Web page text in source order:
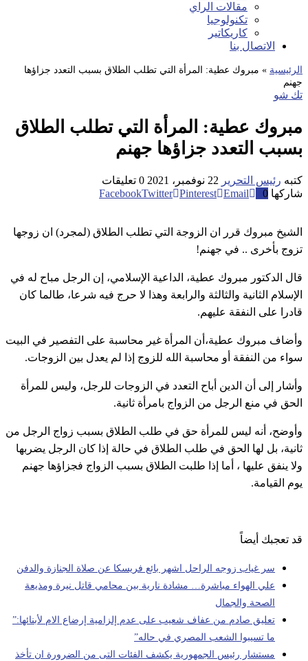
مقالات الراي
تكنولوجيا
كاريكاتير
الاتصال بنا
الرئيسية » مبروك عطية: المرأة التي تطلب الطلاق بسبب التعدد جزاؤها
جهنم
تك شو
مبروك عطية: المرأة التي تطلب الطلاق
بسبب التعدد جزاؤها جهنم
كتبه رئيس التحرير 22 نوفمبر، 2021
0 تعليقات
شاركها 0
FacebookTwitter Pinterest Email
الشيخ مبروك قرر ان الزوجة التي تطلب الطلاق (لمجرد) ان زوجها
تزوج بأخرى .. في جهنم!
قال الدكتور مبروك عطية، الداعية الإسلامي، إن الرجل مباح له في
الإسلام الثانية والثالثة والرابعة وهذا لا حرج فيه شرعا، طالما كان
قادرا على النفقة عليهم.
وأضاف مبروك عطية،أن المرأة غير محاسبة على التفصير في البيت
سواء من النفقة أو محاسبة الله للزوج إذا لم يعدل بين الزوجات.
وأشار إلى أن الدين أباح التعدد في الزوجات للرجل، وليس للمرأة
الحق في منع الرجل من الزواج بامرأة ثانية.
وأوضح، أنه ليس للمرأة حق في طلب الطلاق بسبب زواج الرجل من
ثانية، بل لها الحق في طلب الطلاق في حالة إذا كان الرجل يضربها
ولا ينفق عليها ، أما إذا طلبت الطلاق بسبب الزواج فجزاؤها جهنم
يوم القيامة.
قد تعجبك أيضاً
سر غياب زوجه الراحل اشهر بائع فريسكا عن صلاة الجنازة والدفن
علي الهواء مباشرة… مشادة نارية بين محامي قاتل نيرة ومذيعة
الصحة والجمال
تعليق صادم من عفاف شعيب على عدم إلزامية إرضاع الام لأبنائها:”
ما تسيبوا الشعب المصري في حاله”
مستشار رئيس الجمهورية يكشف الفئات التى من الضرورة ان تأخذ